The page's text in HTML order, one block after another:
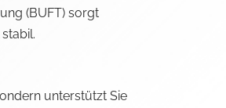
(BUFT) sorgt
unterstützt Sie